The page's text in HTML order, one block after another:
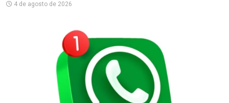
4 de agosto de 2026